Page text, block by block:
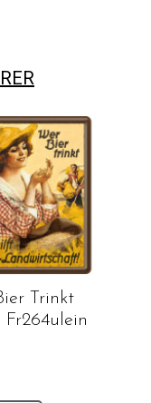
Trinkt